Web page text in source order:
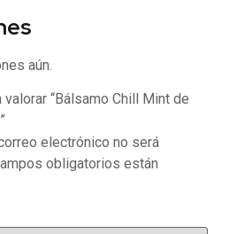
aún.
“Bálsamo Chill Mint de
electrónico no será
obligatorios están